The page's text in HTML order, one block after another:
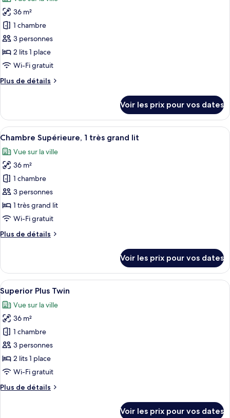
Supérieure,
très
grand
lit
photos
pour
ce
type
de
chambre :
Chambre
36 m²
1 chambre
3 personnes
2 lits 1 place
Wi-Fi gratuit
Plus de détails
Plus
le
type
de
Chambre
Supérieure
(Twin)
Voir les prix pour vos dates
Afficher
toutes
les
photos
pour
ce
type
de
chambre :
Chambre
très
grand
lit
Une chambre d’hôtel moderne
8
Chambre Supérieure, 1 très grand lit
Vue sur la ville
36 m²
1 chambre
3 personnes
1 très grand lit
Wi-Fi gratuit
Plus de détails
Plus
le
type
de
chambre
Chambre
Supérieure,
très
grand
lit
Voir les prix pour vos dates
Afficher
toutes
les
photos
pour
ce
type
de
chambre :
Superior
Une chambre d’hôtel avec deux
8
Superior Plus Twin
Vue sur la ville
36 m²
1 chambre
3 personnes
2 lits 1 place
Wi-Fi gratuit
Plus de détails
Plus
Voir les prix pour vos dates